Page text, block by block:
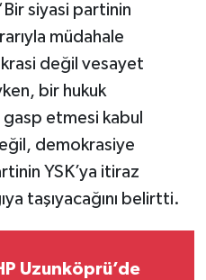
siyasi partinin
müdahale
değil vesayet
bir hukuk
etmesi kabul
demokrasiye
YSK’ya itiraz
taşıyacağını belirtti.
Uzunköprü’de